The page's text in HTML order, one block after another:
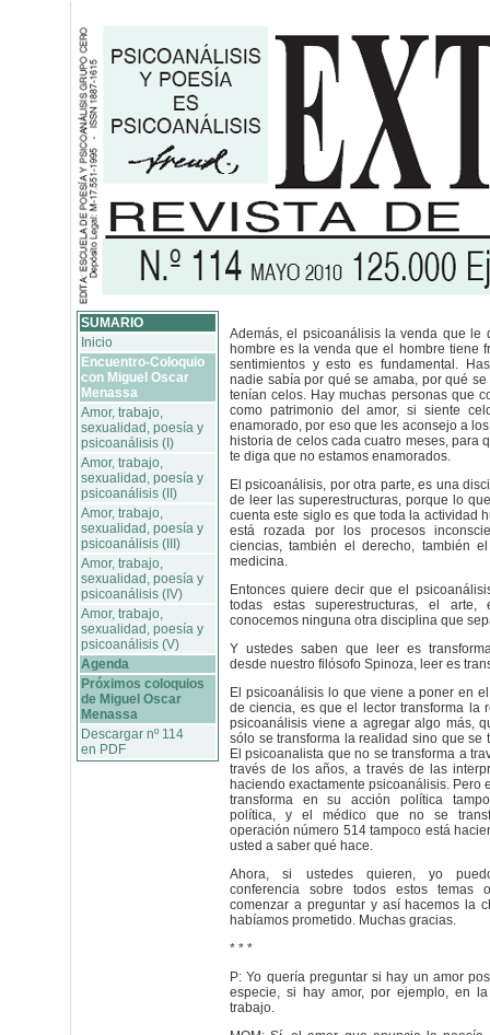
SUMARIO
Inicio
Encuentro-Coloquio
con Miguel Oscar
Menassa
Amor, trabajo,
sexualidad, poesía y
psicoanálisis (I)
Amor, trabajo,
sexualidad, poesía y
psicoanálisis (II)
Amor, trabajo,
sexualidad, poesía y
psicoanálisis (III)
Amor, trabajo,
sexualidad, poesía y
psicoanálisis (IV)
Amor, trabajo,
sexualidad, poesía y
psicoanálisis (V)
Agenda
Próximos coloquios
de Miguel Oscar
Menassa
Descargar nº 114
en PDF
Además, el psicoanálisis la venda que le
hombre es la venda que el hombre tiene
sentimientos y esto es fundamental.
nadie sabía por qué se amaba, por qué
tenían celos. Hay muchas personas que
como patrimonio del amor, si siente
enamorado, por eso que les aconsejo a
historia de celos cada cuatro meses, para
te diga que no estamos enamorados.
El psicoanálisis, por otra parte, es una
de leer las superestructuras, porque lo
cuenta este siglo es que toda la actividad
está rozada por los procesos
ciencias, también el derecho, también
medicina.
Entonces quiere decir que el
todas estas superestructuras, el
conocemos ninguna otra disciplina que
Y ustedes saben que leer es
desde nuestro filósofo Spinoza, leer es
El psicoanálisis lo que viene a poner en
de ciencia, es que el lector transforma la
psicoanálisis viene a agregar algo más,
sólo se transforma la realidad sino que se
El psicoanalista que no se transforma a
través de los años, a través de las
haciendo exactamente psicoanálisis. Pero
transforma en su acción política
política, y el médico que no se
operación número 514 tampoco está
usted a saber qué hace.
Ahora, si ustedes quieren, yo
conferencia sobre todos estos temas
comenzar a preguntar y así hacemos la
habíamos prometido. Muchas gracias.
* * *
P: Yo quería preguntar si hay un amor
especie, si hay amor, por ejemplo, en
trabajo.